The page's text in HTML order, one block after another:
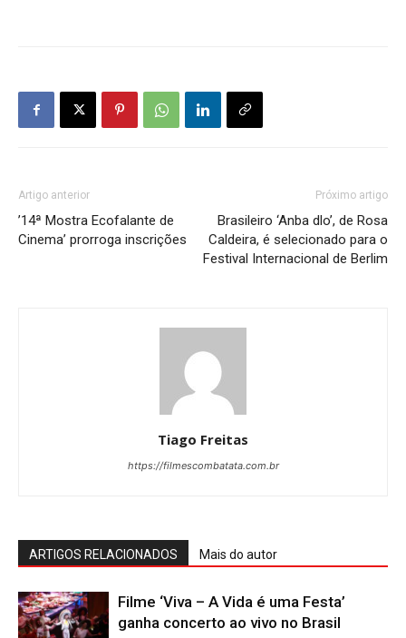
Artigo anterior
’14ª Mostra Ecofalante de
Cinema’ prorroga inscrições
Próximo artigo
Brasileiro ‘Anba dlo’, de Rosa
Caldeira, é selecionado para o
Festival Internacional de Berlim
Tiago Freitas
https://filmescombatata.com.br
ARTIGOS RELACIONADOS Mais do autor
Filme ‘Viva – A Vida é uma Festa’
ganha concerto ao vivo no Brasil